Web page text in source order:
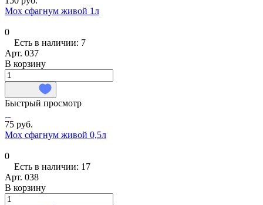
Мох сфагнум живой 1л
0
Есть в наличии: 7
Арт. 037
В корзину
Быстрый просмотр
75 руб.
Мох сфагнум живой 0,5л
0
Есть в наличии: 17
Арт. 038
В корзину